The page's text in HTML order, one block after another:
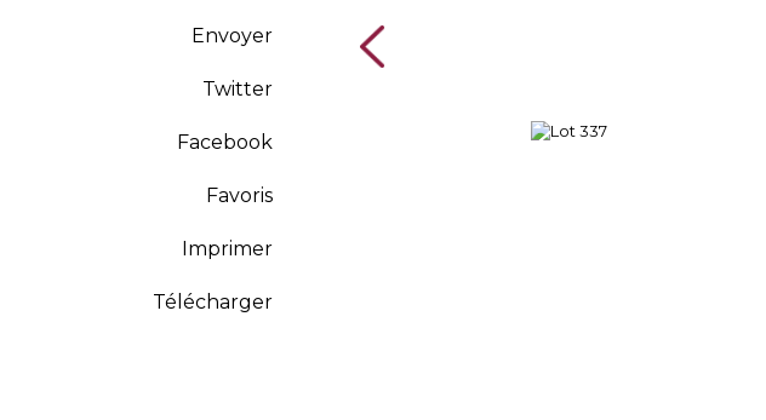
Envoyer
Twitter
Facebook
Favoris
Imprimer
Télécharger